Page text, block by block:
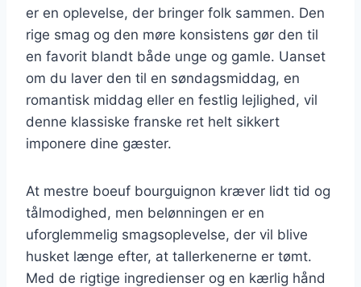
er en oplevelse, der bringer folk sammen. Den
rige smag og den møre konsistens gør den til
en favorit blandt både unge og gamle. Uanset
om du laver den til en søndagsmiddag, en
romantisk middag eller en festlig lejlighed, vil
denne klassiske franske ret helt sikkert
imponere dine gæster.
At mestre boeuf bourguignon kræver lidt tid og
tålmodighed, men belønningen er en
uforglemmelig smagsoplevelse, der vil blive
husket længe efter, at tallerkenerne er tømt.
Med de rigtige ingredienser og en kærlig hånd